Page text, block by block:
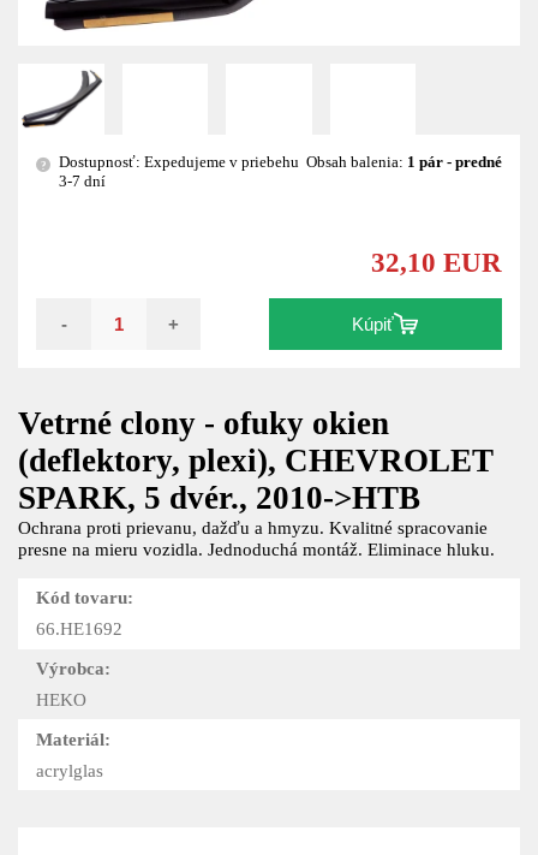
Vetrné clony - ofuky okien
(deflektory, plexi), CHEVROLET
SPARK, 5 dvér., 2010->HTB
Ochrana proti prievanu, dažďu a hmyzu. Kvalitné spracovanie
presne na mieru vozidla. Jednoduchá montáž. Eliminace hluku.
Kód tovaru:
66.HE1692
Výrobca:
HEKO
Materiál:
acrylglas
?
Dostupnosť: Expedujeme v priebehu
3-7 dní
Obsah balenia: 1 pár - predné
32,10 EUR
- + Kúpiť